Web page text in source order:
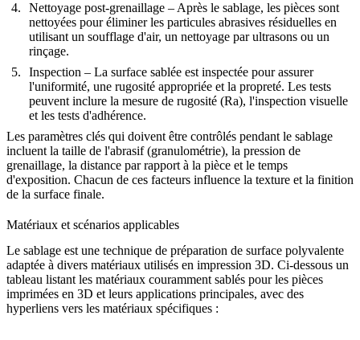
Nettoyage post-grenaillage – Après le sablage, les pièces sont
nettoyées pour éliminer les particules abrasives résiduelles en
utilisant un soufflage d'air, un nettoyage par ultrasons ou un
rinçage.
Inspection – La surface sablée est inspectée pour assurer
l'uniformité, une rugosité appropriée et la propreté. Les tests
peuvent inclure la mesure de rugosité (Ra), l'inspection visuelle
et les tests d'adhérence.
Les paramètres clés qui doivent être contrôlés pendant le sablage
incluent la taille de l'abrasif (granulométrie), la pression de
grenaillage, la distance par rapport à la pièce et le temps
d'exposition. Chacun de ces facteurs influence la texture et la finition
de la surface finale.
Matériaux et scénarios applicables
Le sablage est une technique de préparation de surface polyvalente
adaptée à divers matériaux utilisés en impression 3D. Ci-dessous un
tableau listant les matériaux couramment sablés pour les pièces
imprimées en 3D et leurs applications principales, avec des
hyperliens vers les matériaux spécifiques :